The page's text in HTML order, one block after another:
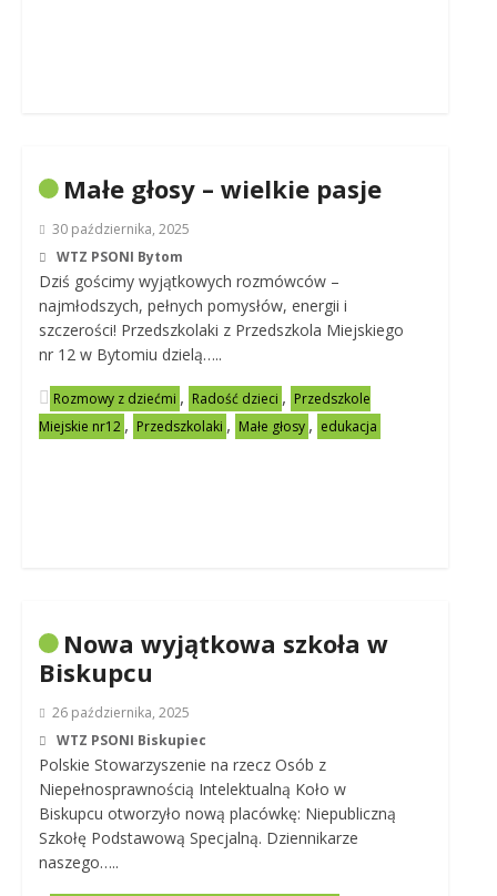
Małe głosy – wielkie pasje
30 października, 2025
WTZ PSONI Bytom
Dziś gościmy wyjątkowych rozmówców –
najmłodszych, pełnych pomysłów, energii i
szczerości! Przedszkolaki z Przedszkola Miejskiego
nr 12 w Bytomiu dzielą…..
Rozmowy z dziećmi , Radość dzieci , Przedszkole
Miejskie nr12 , Przedszkolaki , Małe głosy , edukacja
Nowa wyjątkowa szkoła w
Biskupcu
26 października, 2025
WTZ PSONI Biskupiec
Polskie Stowarzyszenie na rzecz Osób z
Niepełnosprawnością Intelektualną Koło w
Biskupcu otworzyło nową placówkę: Niepubliczną
Szkołę Podstawową Specjalną. Dziennikarze
naszego…..